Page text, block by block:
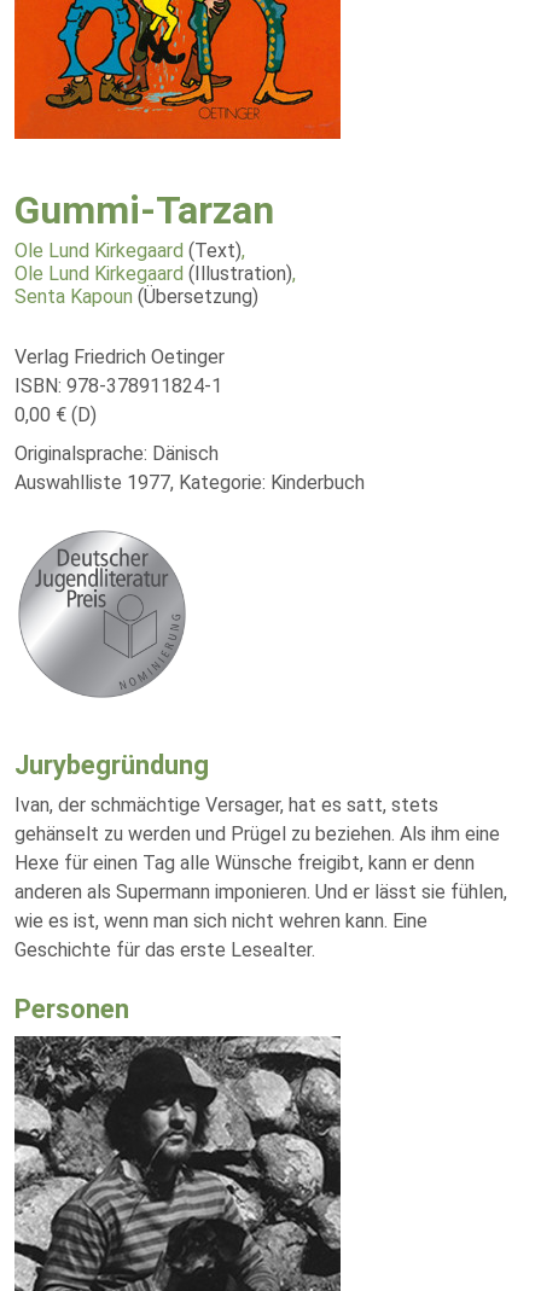
Gummi-Tarzan
Ole Lund Kirkegaard (Text),
Ole Lund Kirkegaard (Illustration),
Senta Kapoun (Übersetzung)
Verlag Friedrich Oetinger
ISBN: 978-378911824-1
0,00 € (D)
Originalsprache: Dänisch
Auswahlliste 1977, Kategorie: Kinderbuch
Jurybegründung
Ivan, der schmächtige Versager, hat es satt, stets
gehänselt zu werden und Prügel zu beziehen. Als ihm eine
Hexe für einen Tag alle Wünsche freigibt, kann er denn
anderen als Supermann imponieren. Und er lässt sie fühlen,
wie es ist, wenn man sich nicht wehren kann. Eine
Geschichte für das erste Lesealter.
Personen